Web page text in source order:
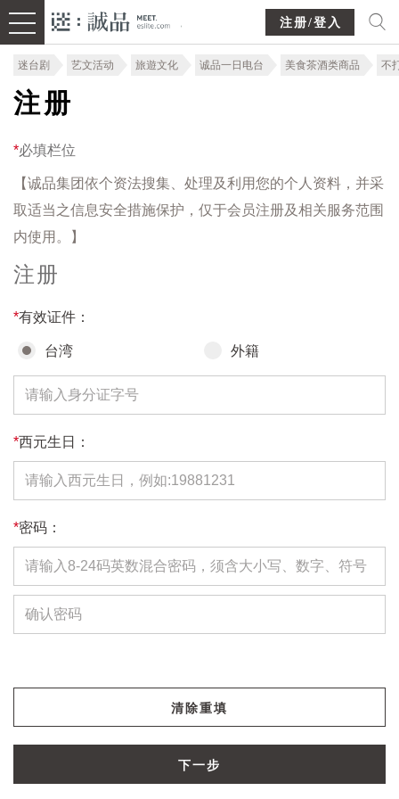
注册/登入
迷台剧 艺文活动 旅遊文化 诚品一日电台 美食茶酒类商品 不
注册
*必填栏位
【诚品集团依个资法搜集、处理及利用您的个人资料，并采
取适当之信息安全措施保护，仅于会员注册及相关服务范围
内使用。】
注册
*有效证件：
台湾 外籍
*西元生日：
*密码：